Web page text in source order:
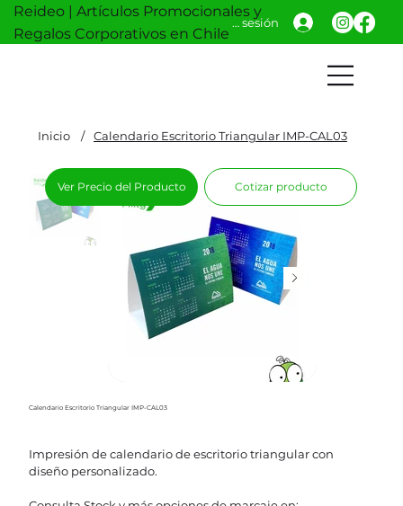
Reideo | Artículos Promocionales y
Regalos Corporativos en Chile
Iniciar sesión
Inicio / Calendario Escritorio Triangular IMP-CAL03
Calendario Escritorio Triangular IMP-CAL03
Impresión de calendario de escritorio triangular con
diseño personalizado.
Ver Precio del Producto Cotizar producto